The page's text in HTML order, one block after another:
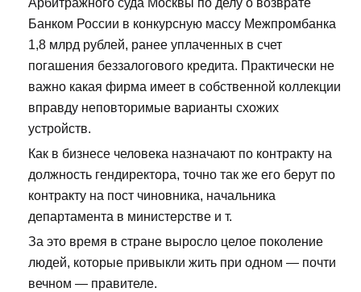
Арбитражного суда Москвы по делу о возврате
Банком России в конкурсную массу Межпромбанка
1,8 млрд рублей, ранее уплаченных в счет
погашения беззалогового кредита. Практически не
важно какая фирма имеет в собственной коллекции
вправду неповторимые варианты схожих
устройств.
Как в бизнесе человека назначают по контракту на
должность гендиректора, точно так же его берут по
контракту на пост чиновника, начальника
департамента в министерстве и т.
За это время в стране выросло целое поколение
людей, которые привыкли жить при одном — почти
вечном — правителе.